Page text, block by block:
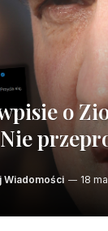
o
Wiadomości 18